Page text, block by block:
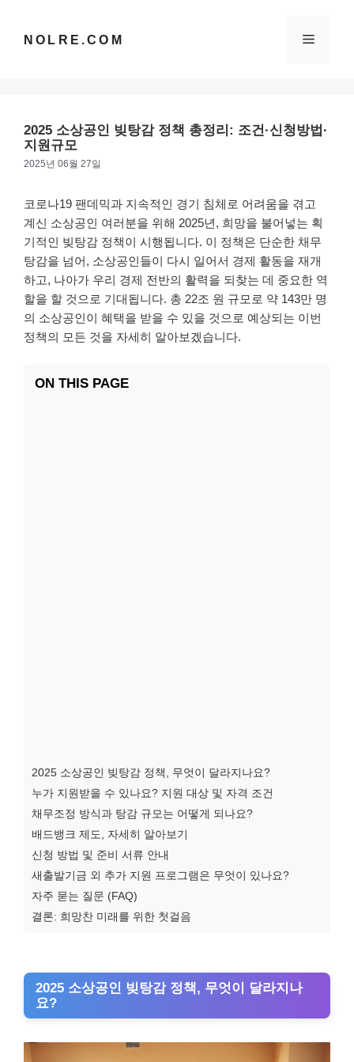
NOLRE.COM 메
2025 소상공인 빚탕감 정책 총정리: 조건·신청방법·
지원규모
2025년 06월 27일
코로나19 팬데믹과 지속적인 경기 침체로 어려움을 겪고
계신 소상공인 여러분을 위해 2025년, 희망을 불어넣는 획
기적인 빚탕감 정책이 시행됩니다. 이 정책은 단순한 채무
탕감을 넘어, 소상공인들이 다시 일어서 경제 활동을 재개
하고, 나아가 우리 경제 전반의 활력을 되찾는 데 중요한 역
할을 할 것으로 기대됩니다. 총 22조 원 규모로 약 143만 명
의 소상공인이 혜택을 받을 수 있을 것으로 예상되는 이번
정책의 모든 것을 자세히 알아보겠습니다.
ON THIS PAGE
2025 소상공인 빚탕감 정책, 무엇이 달라지나요?
누가 지원받을 수 있나요? 지원 대상 및 자격 조건
채무조정 방식과 탕감 규모는 어떻게 되나요?
배드뱅크 제도, 자세히 알아보기
신청 방법 및 준비 서류 안내
새출발기금 외 추가 지원 프로그램은 무엇이 있나요?
자주 묻는 질문 (FAQ)
결론: 희망찬 미래를 위한 첫걸음
2025 소상공인 빚탕감 정책, 무엇이 달라지나
요?